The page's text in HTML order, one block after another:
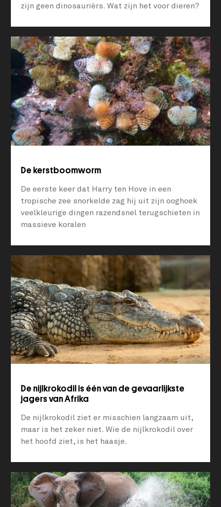
zijn geen dinosauriërs. Wat zijn het voor dieren?
De kerstboomworm
De eerste keer dat Harry ten Hove in een
tropische zee snorkelde zag hij uit zijn ooghoek
veelkleurige dingen razendsnel terugschieten in
massieve koralen
De nijlkrokodil is één van de gevaarlijkste
jagers van Afrika
De nijlkrokodil ziet er misschien langzaam uit,
maar is het zeker niet. Wie de nijlkrokodil over
het hoofd ziet, is het haasje.